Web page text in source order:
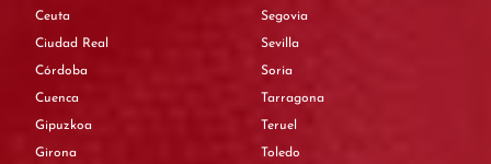
Ceuta
Ciudad Real
Córdoba
Cuenca
Gipuzkoa
Girona
Segovia
Sevilla
Soria
Tarragona
Teruel
Toledo